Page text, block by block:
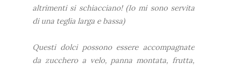
altrimenti si schiacciano! (Io mi sono servita
di una teglia larga e bassa)
Questi dolci possono essere accompagnate
da zucchero a velo, panna montata, frutta,